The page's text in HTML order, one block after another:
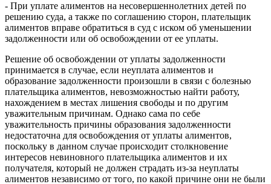
- При уплате алиментов на несовершеннолетних детей по
решению суда, а также по соглашению сторон, плательщик
алиментов вправе обратиться в суд с иском об уменьшении
задолженности или об освобождении от ее уплаты.
Решение об освобождении от уплаты задолженности
принимается в случае, если неуплата алиментов и
образование задолженности произошли в связи с болезнью
плательщика алиментов, невозможностью найти работу,
нахождением в местах лишения свободы и по другим
уважительным причинам. Однако сама по себе
уважительность причины образования задолженности
недостаточна для освобождения от уплаты алиментов,
поскольку в данном случае происходит столкновение
интересов невиновного плательщика алиментов и их
получателя, который не должен страдать из-за неуплаты
алиментов независимо от того, по какой причине они не были